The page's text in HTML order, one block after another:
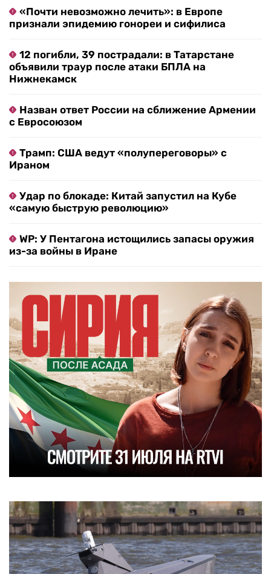
«Почти невозможно лечить»: в Европе
признали эпидемию гонореи и сифилиса
12 погибли, 39 пострадали: в Татарстане
объявили траур после атаки БПЛА на
Нижнекамск
Назван ответ России на сближение Армении
с Евросоюзом
Трамп: США ведут «полупереговоры» с
Ираном
Удар по блокаде: Китай запустил на Кубе
«самую быструю революцию»
WP: У Пентагона истощились запасы оружия
из-за войны в Иране